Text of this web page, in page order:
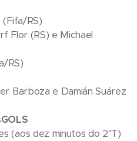
RS)
Flor (RS) e Michael
RS)
Barboza e Damián Suárez
GOLS
(aos dez minutos do 2°T)